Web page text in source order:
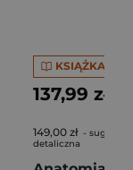
KSIĄŻKA
137,99 zł
149,00 zł -
detaliczna